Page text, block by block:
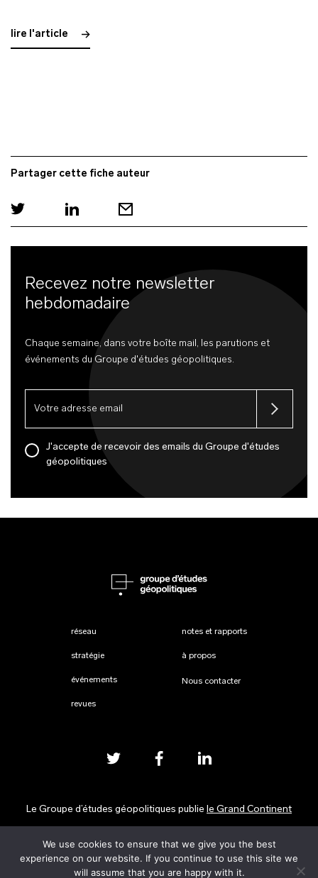
lire l'article
Partager cette fiche auteur
Recevez notre newsletter
hebdomadaire
Chaque semaine, dans votre boîte mail, les parutions et
événements du Groupe d'études géopolitiques.
J'accepte de recevoir des emails du Groupe d'études
géopolitiques
réseau
stratégie
événements
revues
notes et rapports
à propos
Nous contacter
Le Groupe d’études géopolitiques publie le Grand Continent
Mentions légales
We use cookies to ensure that we give you the best
experience on our website. If you continue to use this site we
will assume that you are happy with it.